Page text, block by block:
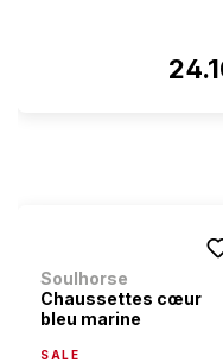
Soulhorse
Chaussettes cœur
bleu marine
SALE